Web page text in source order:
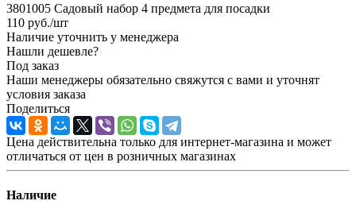
3801005 Садовый набор 4 предмета для посадки
110 руб./шт
Наличие уточнить у менеджера
Нашли дешевле?
Под заказ
Наши менеджеры обязательно свяжутся с вами и уточнят
условия заказа
Поделиться
Цена действительна только для интернет-магазина и может
отличаться от цен в розничных магазинах
Наличие